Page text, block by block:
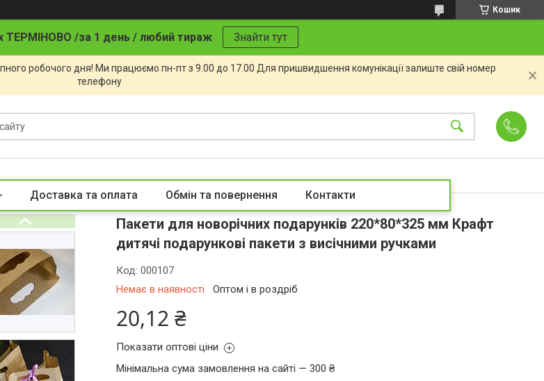
Кошик
ТЕРМІНОВО /за 1 день / любий тираж Знайти тут
робочого дня! Ми працюємо пн-пт з 9.00 до 17.00 Для пришвидшення комунікації залиште свій номер
телефону
Доставка та оплата Обмін та повернення Контакти
Пакети для новорічних подарунків 220*80*325 мм Крафт
дитячі подарункові пакети з висічними ручками
Немає в наявності Оптом і в роздріб
Код:000107
20,12 ₴
Показати оптові ціни
Мінімальна сума замовлення на сайті — 300 ₴